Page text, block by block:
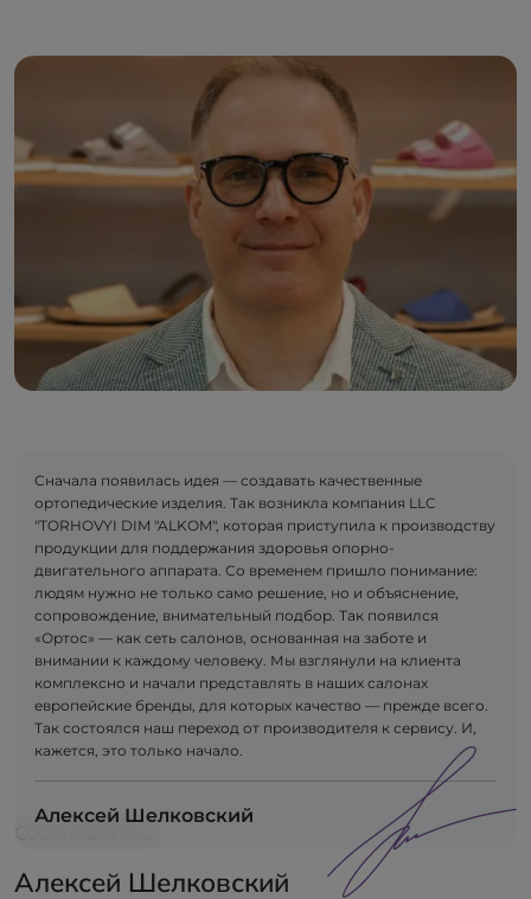
Сначала появилась идея — создавать качественные
ортопедические изделия. Так возникла компания LLC
"TORHOVYI DIM "ALKOM", которая приступила к производству
продукции для поддержания здоровья опорно-
двигательного аппарата. Со временем пришло понимание:
людям нужно не только само решение, но и объяснение,
сопровождение, внимательный подбор. Так появился
«Ортос» — как сеть салонов, основанная на заботе и
внимании к каждому человеку. Мы взглянули на клиента
комплексно и начали представлять в наших салонах
европейские бренды, для которых качество — прежде всего.
Так состоялся наш переход от производителя к сервису. И,
кажется, это только начало.
Алексей Шелковский
Алексей Шелковский